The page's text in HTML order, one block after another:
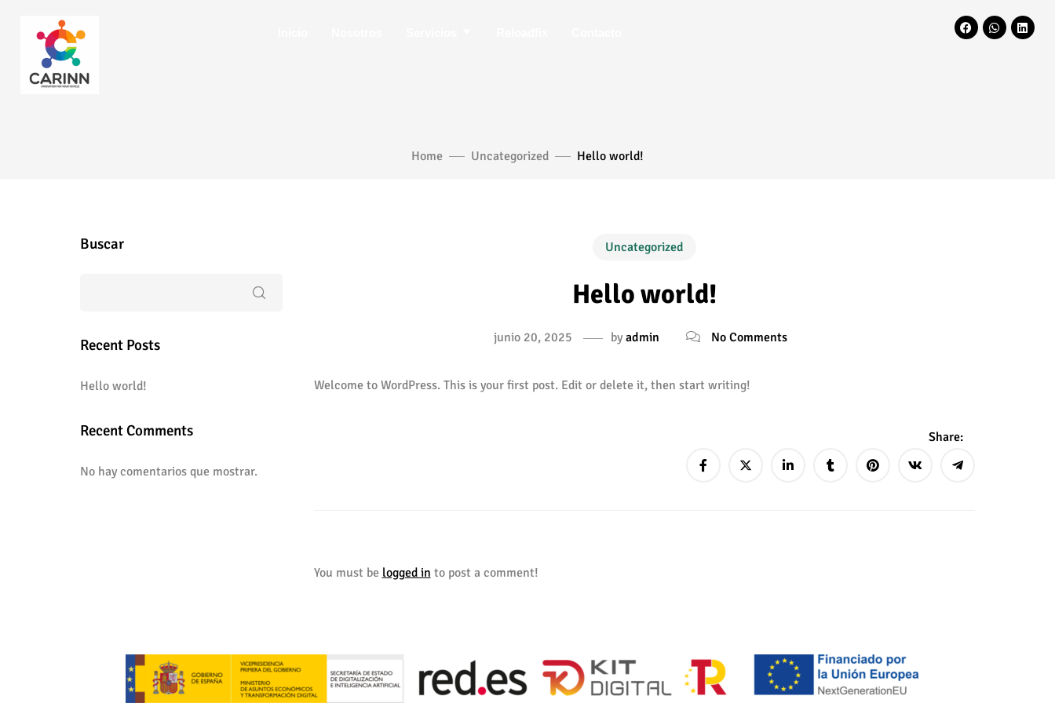
Home Uncategorized Hello world!
Uncategorized
Hello world!
junio 20, 2025 by admin No Comments
Welcome to WordPress. This is your first post. Edit or delete it, then start writing!
Share:
You must be logged in to post a comment!
Buscar
Recent Posts
Hello world!
Recent Comments
No hay comentarios que mostrar.